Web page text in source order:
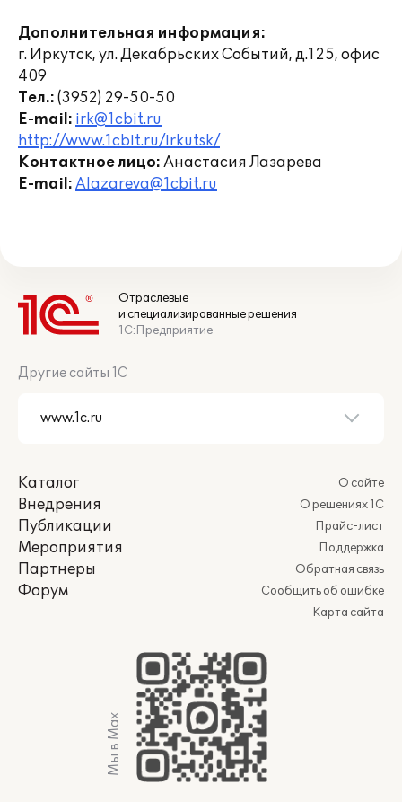
Дополнительная информация:
г. Иркутск, ул. Декабрьских Событий, д.125, офис
409
Тел.: (3952) 29-50-50
E-mail: irk@1cbit.ru
http://www.1cbit.ru/irkutsk/
Контактное лицо: Анастасия Лазарева
E-mail: Alazareva@1cbit.ru
Отраслевые
и специализированные решения
1С:Предприятие
Другие сайты 1С
Каталог
Внедрения
Публикации
Мероприятия
Партнеры
Форум
О сайте
О решениях 1С
Прайс-лист
Поддержка
Обратная связь
Сообщить об ошибке
Карта сайта
Мы в Max